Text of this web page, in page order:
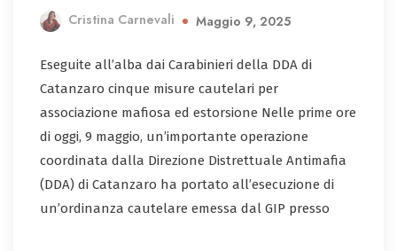
Cristina Carnevali Maggio 9, 2025
Eseguite all’alba dai Carabinieri della DDA di
Catanzaro cinque misure cautelari per
associazione mafiosa ed estorsione Nelle prime ore
di oggi, 9 maggio, un’importante operazione
coordinata dalla Direzione Distrettuale Antimafia
(DDA) di Catanzaro ha portato all’esecuzione di
un’ordinanza cautelare emessa dal GIP presso